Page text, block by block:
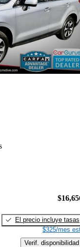
El precio incluye tasas
$325/mes
Verif. disponibilidad